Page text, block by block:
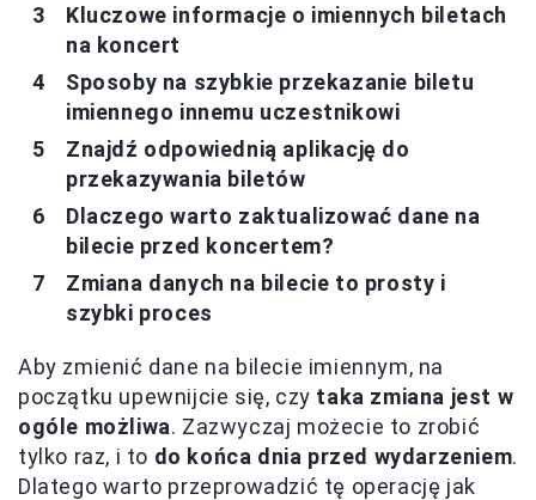
Kluczowe informacje o imiennych biletach
na koncert
Sposoby na szybkie przekazanie biletu
imiennego innemu uczestnikowi
Znajdź odpowiednią aplikację do
przekazywania biletów
Dlaczego warto zaktualizować dane na
bilecie przed koncertem?
Zmiana danych na bilecie to prosty i
szybki proces
Aby zmienić dane na bilecie imiennym, na
początku upewnijcie się, czy taka zmiana jest w
ogóle możliwa. Zazwyczaj możecie to zrobić
tylko raz, i to do końca dnia przed wydarzeniem.
Dlatego warto przeprowadzić tę operację jak